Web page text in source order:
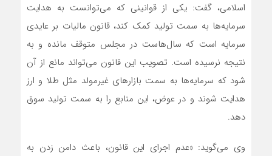
اسلامی، گفت: یکی از قوانینی که می‌توانست به هدایت
سرمایه‌ها به سمت تولید کمک کند، قانون مالیات بر عایدی
سرمایه است که سال‌هاست در مجلس متوقف مانده و به
نتیجه نرسیده است. تصویب این قانون می‌تواند مانع از آن
شود که سرمایه‌ها به سمت بازارهای غیرمولد مثل طلا و ارز
هدایت شوند و در عوض، این منابع را به سمت تولید سوق
دهد.
وی می‌گوید: «عدم اجرای این قانون، باعث دامن زدن به